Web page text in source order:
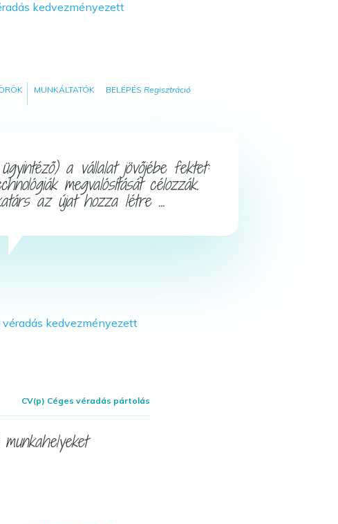
MUNKÁLTATÓK BELÉPÉS Regisztráció
a vállalat jövőjébe fektet:
megvalósítását célozzák.
az újat hozza létre ...
CV(p) Céges véradás pártolás